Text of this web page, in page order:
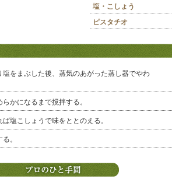
塩・こしょう
ピスタチオ
をまぶした後、蒸気のあがった蒸し器でやわ
かになるまで撹拌する。
塩こしょうで味をととのえる。
。